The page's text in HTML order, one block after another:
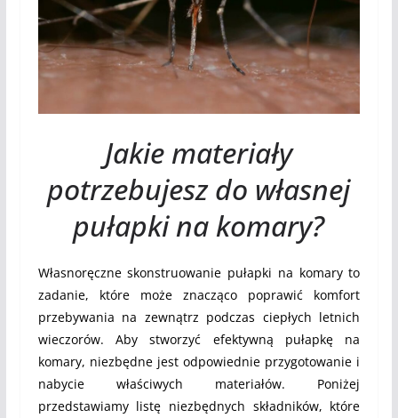
Jakie materiały
potrzebujesz do własnej
pułapki na komary?
Własnoręczne skonstruowanie pułapki na komary to
zadanie, które może znacząco poprawić komfort
przebywania na zewnątrz podczas ciepłych letnich
wieczorów. Aby stworzyć efektywną pułapkę na
komary, niezbędne jest odpowiednie przygotowanie i
nabycie właściwych materiałów. Poniżej
przedstawiamy listę niezbędnych składników, które